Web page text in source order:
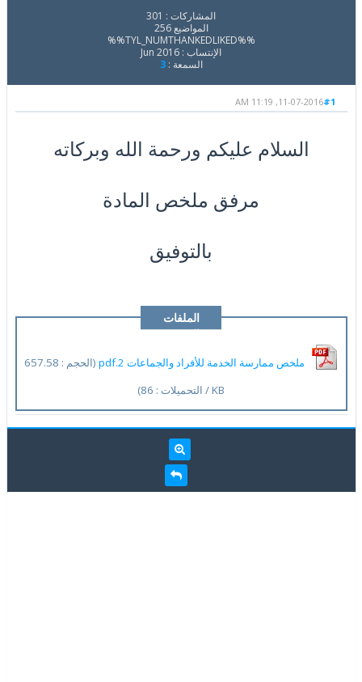
المشاركات : 301
المواضيع 256
%%TYL_NUMTHANKEDLIKED%%
الإنتساب : Jun 2016
السمعة :3
#1
11-07-2016, 11:19 AM
السلام عليكم ورحمة الله وبركاته
مرفق ملخص المادة
بالتوفيق
الملفات
المرفقة
ملخص ممارسة الخدمة للأفراد والجماعات 2.pdf
(الحجم : 657.58
KB / التحميلات : 86)